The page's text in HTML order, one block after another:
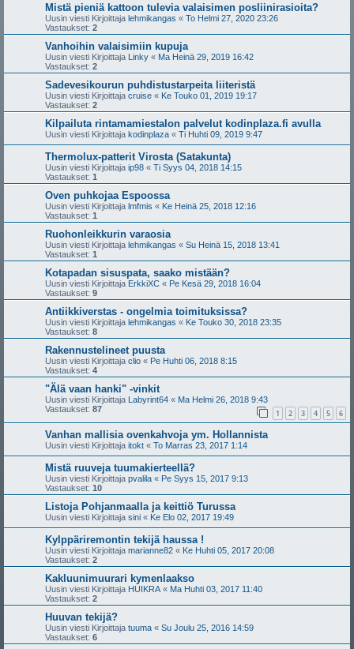
Mistä pieniä kattoon tulevia valaisimen posliinirasioita?
Uusin viesti Kirjoittaja lehmikangas « To Helmi 27, 2020 23:26
Vastaukset: 2
Vanhoihin valaisimiin kupuja
Uusin viesti Kirjoittaja Linky « Ma Heinä 29, 2019 16:42
Vastaukset: 2
Sadevesikourun puhdistustarpeita liiteristä
Uusin viesti Kirjoittaja cruise « Ke Touko 01, 2019 19:17
Vastaukset: 2
Kilpailuta rintamamiestalon palvelut kodinplaza.fi avulla
Uusin viesti Kirjoittaja kodinplaza « Ti Huhti 09, 2019 9:47
Thermolux-patterit Virosta (Satakunta)
Uusin viesti Kirjoittaja ip98 « Ti Syys 04, 2018 14:15
Vastaukset: 1
Oven puhkojaa Espoossa
Uusin viesti Kirjoittaja lmfmis « Ke Heinä 25, 2018 12:16
Vastaukset: 1
Ruohonleikkurin varaosia
Uusin viesti Kirjoittaja lehmikangas « Su Heinä 15, 2018 13:41
Vastaukset: 1
Kotapadan sisuspata, saako mistään?
Uusin viesti Kirjoittaja ErkkiXC « Pe Kesä 29, 2018 16:04
Vastaukset: 9
Antiikkiverstas - ongelmia toimituksissa?
Uusin viesti Kirjoittaja lehmikangas « Ke Touko 30, 2018 23:35
Vastaukset: 8
Rakennustelineet puusta
Uusin viesti Kirjoittaja clio « Pe Huhti 06, 2018 8:15
Vastaukset: 4
"Älä vaan hanki" -vinkit
Uusin viesti Kirjoittaja Labyrint64 « Ma Helmi 26, 2018 9:43
Vastaukset: 87 1 2 3 4 5 6
Vanhan mallisia ovenkahvoja ym. Hollannista
Uusin viesti Kirjoittaja itokt « To Marras 23, 2017 1:14
Mistä ruuveja tuumakierteellä?
Uusin viesti Kirjoittaja pvalila « Pe Syys 15, 2017 9:13
Vastaukset: 10
Listoja Pohjanmaalla ja keittiö Turussa
Uusin viesti Kirjoittaja sini « Ke Elo 02, 2017 19:49
Kylppäriremontin tekijä haussa !
Uusin viesti Kirjoittaja marianne82 « Ke Huhti 05, 2017 20:08
Vastaukset: 2
Kakluunimuurari kymenlaakso
Uusin viesti Kirjoittaja HUIKRA « Ma Huhti 03, 2017 11:40
Vastaukset: 2
Huuvan tekijä?
Uusin viesti Kirjoittaja tuuma « Su Joulu 25, 2016 14:59
Vastaukset: 6